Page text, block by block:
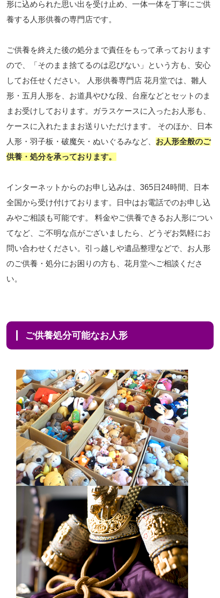
形に込められた思い出を受け止め、一体一体を丁寧にご供
養する人形供養の専門店です。
ご供養を終えた後の処分まで責任をもって承っております
ので、「そのまま捨てるのは忍びない」という方も、安心
してお任せください。 人形供養専門店 花月堂では、雛人
形・五月人形を、お道具やひな段、台座などとセットのま
まお受けしております。ガラスケースに入ったお人形も、
ケースに入れたままお送りいただけます。 そのほか、日本
人形・羽子板・破魔矢・ぬいぐるみなど、 お人形全般のご
供養・処分を承っております。
インターネットからのお申し込みは、365日24時間、日本
全国から受け付けております。日中はお電話でのお申し込
みやご相談も可能です。 料金やご供養できるお人形につい
てなど、ご不明な点がございましたら、どうぞお気軽にお
問い合わせください。引っ越しや遺品整理などで、お人形
のご供養・処分にお困りの方も、花月堂へご相談くださ
い。
ご供養処分可能なお人形